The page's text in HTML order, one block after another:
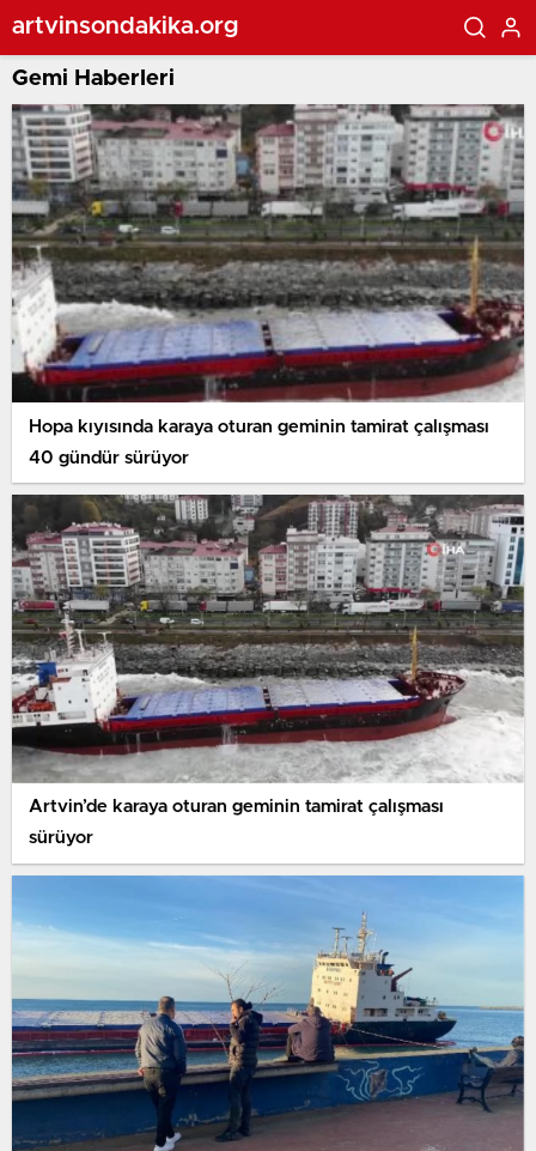
artvinsondakika.org
Gemi Haberleri
Hopa kıyısında karaya oturan geminin tamirat çalışması
40 gündür sürüyor
Artvin’de karaya oturan geminin tamirat çalışması
sürüyor